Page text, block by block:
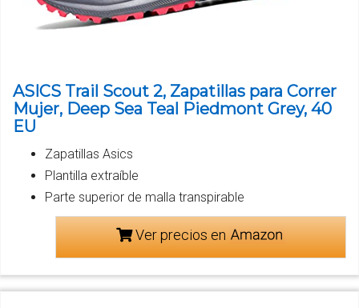
ASICS Trail Scout 2, Zapatillas para Correr
Mujer, Deep Sea Teal Piedmont Grey, 40
EU
Zapatillas Asics
Plantilla extraíble
Parte superior de malla transpirable
Ver precios en